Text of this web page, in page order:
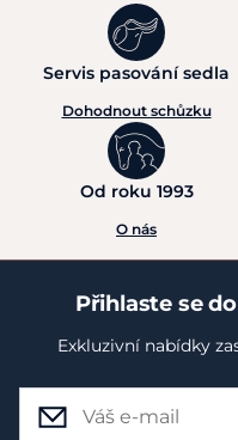
Servis pasování sedla
Dohodnout schůzku
Od roku 1993
O nás
Přihlaste se
Exkluzivní nabídky